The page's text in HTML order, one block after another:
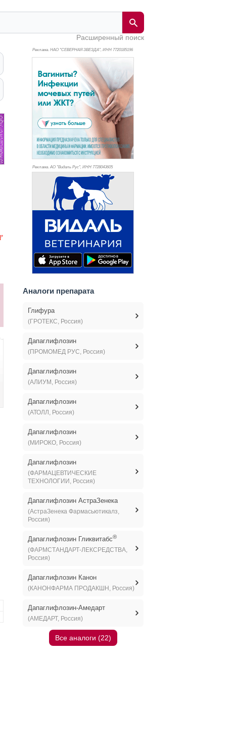
Расширенный поиск
Реклама. НАО "СЕВЕРНАЯ ЗВЕЗДА", ИНН 7720185196
Реклама. АО "Видаль Рус", ИНН 7728043605
Аналоги препарата
Глифура
(ГРОТЕКС, Россия)
Дапаглифлозин
(ПРОМОМЕД РУС, Россия)
Дапаглифлозин
(АЛИУМ, Россия)
Дапаглифлозин
(АТОЛЛ, Россия)
Дапаглифлозин
(МИРОКО, Россия)
Дапаглифлозин
(ФАРМАЦЕВТИЧЕСКИЕ
ТЕХНОЛОГИИ, Россия)
Дапаглифлозин АстраЗенека
(АстраЗенека Фармасьютикалз,
Россия)
Дапаглифлозин Гликвитабс®
(ФАРМСТАНДАРТ-ЛЕКСРЕДСТВА,
Россия)
Дапаглифлозин Канон
(КАНОНФАРМА ПРОДАКШН, Россия)
Дапаглифлозин-Амедарт
(АМЕДАРТ, Россия)
Все аналоги (22)